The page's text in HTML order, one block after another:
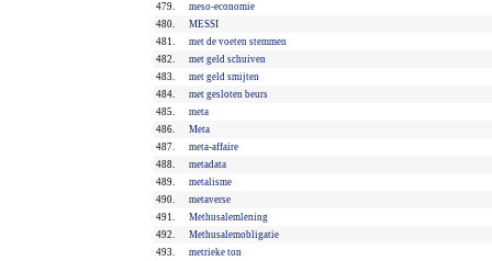
479.
meso-economie
480.
MESSI
481.
met de voeten stemmen
482.
met geld schuiven
483.
met geld smijten
484.
met gesloten beurs
485.
meta
486.
Meta
487.
meta-affaire
488.
metadata
489.
metalisme
490.
metaverse
491.
Methusalemlening
492.
Methusalemobligatie
493.
metrieke ton